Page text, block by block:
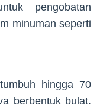
pengobatan
minuman seperti
hingga 70
berbentuk bulat,